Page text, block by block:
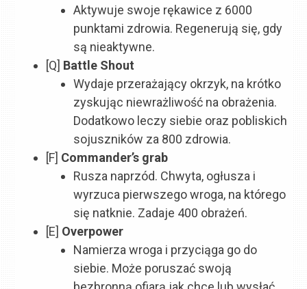
Aktywuje swoje rękawice z 6000
punktami zdrowia. Regenerują się, gdy
są nieaktywne.
[Q] Battle Shout
Wydaje przerażający okrzyk, na krótko
zyskując niewrażliwość na obrażenia.
Dodatkowo leczy siebie oraz pobliskich
sojuszników za 800 zdrowia.
[F] Commander’s grab
Rusza naprzód. Chwyta, ogłusza i
wyrzuca pierwszego wroga, na którego
się natknie. Zadaje 400 obrażeń.
[E] Overpower
Namierza wroga i przyciąga go do
siebie. Może poruszać swoją